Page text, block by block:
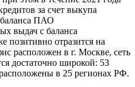
за счет выкупа
баланса ПАО
с баланса
позитивно отразится на
расположен в г. Москве, сеть
достаточно широкой: 53
в 25 регионах РФ.